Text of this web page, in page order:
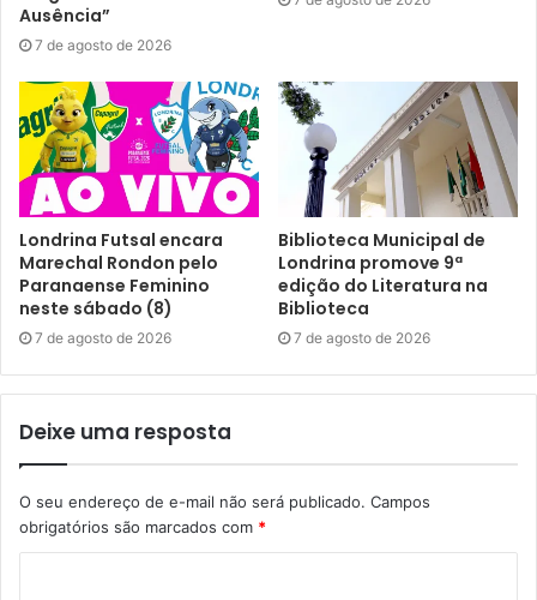
dará por análise de currículo ou por sorteio público de
vagas. E o resultado final do processo seletivo está
previsto para divulgação no dia 19 de novembro. Em caso
de dúvidas, os candidatos podem entrar em contato pelo
e-mailesp.eadnaept.uab.ead@ifpr.edu.br.
O polo UAB em Londrina é fruto de um Termo de
Colaboração firmado entre a Prefeitura de Londrina, por
meio da Escola de Governo (EGL) da Secretaria Municipal
de Governo, e a Coordenação de Aperfeiçoamento de
Pessoal de Nível Superior (CAPES) do Ministério da
tecnológico e administrativo às atividades de ensino-
aprendizagem.
Ausência”
7 de agosto de 2026
Londrina Futsal encara
Marechal Rondon pelo
Paranaense Feminino
neste sábado (8)
7 de agosto de 2026
Biblioteca Municipal de
Londrina promove 9ª
edição do Literatura na
Biblioteca
7 de agosto de 2026
Deixe uma resposta
O seu endereço de e-mail não será publicado. Campos
obrigatórios são marcados com *